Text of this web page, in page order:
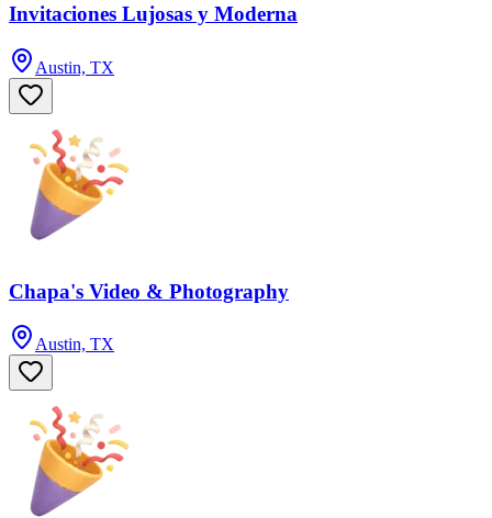
Invitaciones Lujosas y Moderna
Austin, TX
Chapa's Video & Photography
Austin, TX